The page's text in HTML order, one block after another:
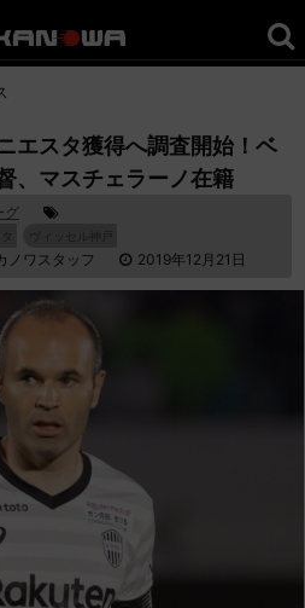
エスタ獲得へ調査開始！ベ
、マスチェラーノ在籍
グ
ヴィッセル神戸
ノワスタッフ 2019年12月21日